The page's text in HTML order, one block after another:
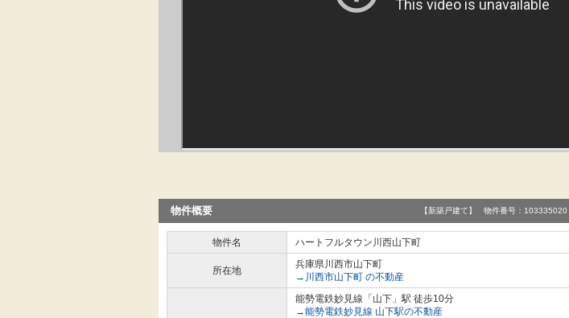
物件概要
【新築戸建て】 物件番号：
物件名 ハートフルタウン川西山下町
所在地
兵庫県川西市山下町
→川西市山下町 の不動産
能勢電鉄妙見線「山下」駅 徒歩10分
→能勢電鉄妙見線 山下駅の不動産